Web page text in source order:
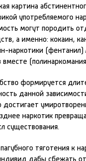
картина
употребляемого
могут породить
а именно: кокаин,
наркотики (фентанил)
вместе
формируется
данной
достигает
наркотик
существования.
тяготения к